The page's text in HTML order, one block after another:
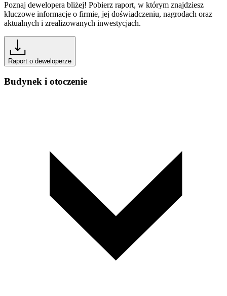
Poznaj dewelopera bliżej! Pobierz raport, w którym znajdziesz
kluczowe informacje o firmie, jej doświadczeniu, nagrodach oraz
aktualnych i zrealizowanych inwestycjach.
Raport o deweloperze
Budynek i otoczenie